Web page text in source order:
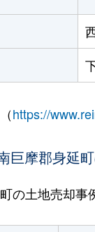
https://
巨摩郡身延
の土地売却事